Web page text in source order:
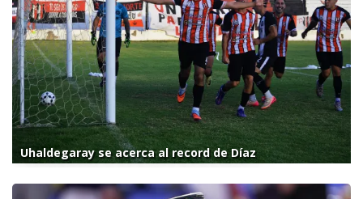
Uhaldegaray se acerca al record de Díaz